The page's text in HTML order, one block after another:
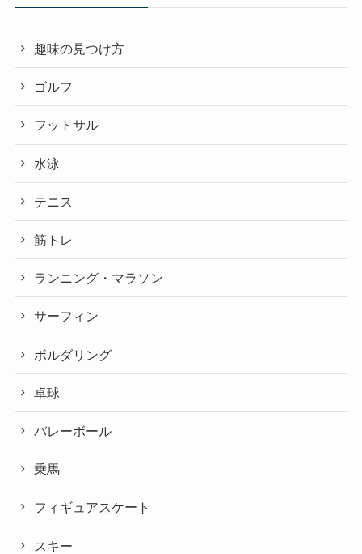
趣味の見つけ方
ゴルフ
フットサル
水泳
テニス
筋トレ
ランニング・マラソン
サーフィン
ボルダリング
卓球
バレーボール
乗馬
フィギュアスケート
スキー